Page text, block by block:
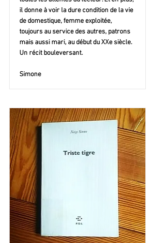
il donne à voir la dure condition de la vie
de domestique, femme exploitée,
toujours au service des autres, patrons
mais aussi mari, au début du XXe siècle.
Un récit bouleversant.
Simone